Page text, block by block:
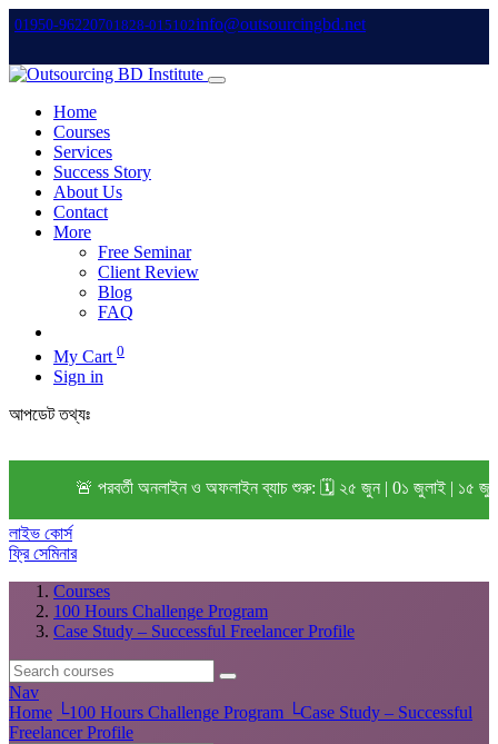
01950-96220701828-015102info@outsourcingbd.net
Home
Courses
Services
Success Story
About Us
Contact
More
Free Seminar
Client Review
Blog
FAQ
My Cart 0
Sign in
আপডেট তথ্যঃ
🚨 পরবর্তী অনলাইন ও অফলাইন ব্যাচ শুরু: 🗓️ ২৫ জুন | 0১ জুলাই | ১৫ জুলাই
লাইভ কোর্স
ফ্রি সেমিনার
Courses
100 Hours Challenge Program
Case Study – Successful Freelancer Profile
Nav
Home └100 Hours Challenge Program └Case Study – Successful
Freelancer Profile